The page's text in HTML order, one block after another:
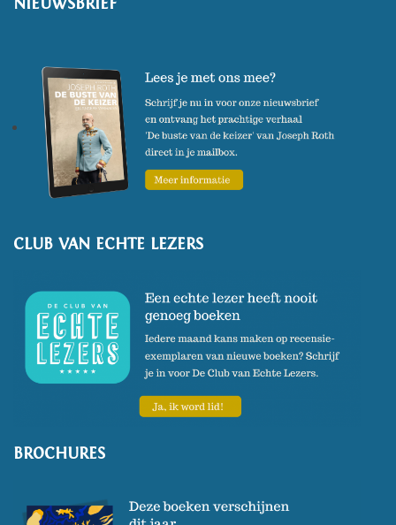
CLUB VAN ECHTE LEZERS
BROCHURES